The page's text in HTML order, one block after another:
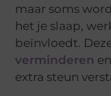
maar soms
het je slaap,
beïnvloedt.
verminderen
extra steun